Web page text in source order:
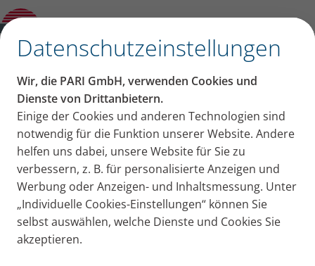
Datenschutzeinstellungen
Wir, die PARI GmbH, verwenden Cookies und
Dienste von Drittanbietern.
Einige der Cookies und anderen Technologien sind
notwendig für die Funktion unserer Website. Andere
helfen uns dabei, unsere Website für Sie zu
verbessern, z. B. für personalisierte Anzeigen und
Werbung oder Anzeigen- und Inhaltsmessung. Unter
„Individuelle Cookies-Einstellungen“ können Sie
selbst auswählen, welche Dienste und Cookies Sie
akzeptieren.
Konformitätserklärungen
PARI Bildmaterial für Ihre
Aktionen
Hier finden Sie kostenloses Bildmaterial von PARI
(Fotos zu PARI-Produkten und ihre Anwendung),
das ausschließlich wie folgt genutzt werden darf:
räumlich und zeitlich uneingeschränkt.
nur in unveränderter Form (außer der Größe).
nur in Online-Medien oder Print.